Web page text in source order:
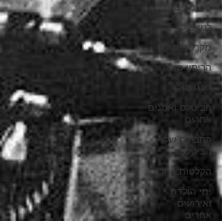
ומאמרים
לנון סולו
מקרטני סולו
הריסון סולו
רינגו סולו
הביטלס ואמנים
אחרים
החברים של
הביטלס
הקלטות אחרות
ימי הולדת
ואירועים
אחרים